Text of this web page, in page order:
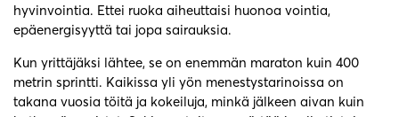
hyvinvointia. Ettei ruoka aiheuttaisi huonoa vointia,
epäenergisyyttä tai jopa sairauksia.
Kun yrittäjäksi lähtee, se on enemmän maraton kuin 400
metrin sprintti. Kaikissa yli yön menestystarinoissa on
takana vuosia töitä ja kokeiluja, minkä jälkeen aivan kuin